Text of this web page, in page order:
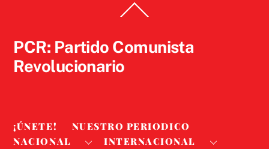
To
PCR: Partido Comunista
Revolucionario
¡ÚNETE!
NUESTRO PERIODICO
NACIONAL
INTERNACIONAL